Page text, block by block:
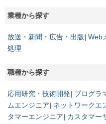
業種から探す
放送・新聞・広告・出版 Web
処理
職種から探す
応用研究・技術開発 プログラ
ムエンジニア
ネットワークエ
タマーエンジニア
カスタマー